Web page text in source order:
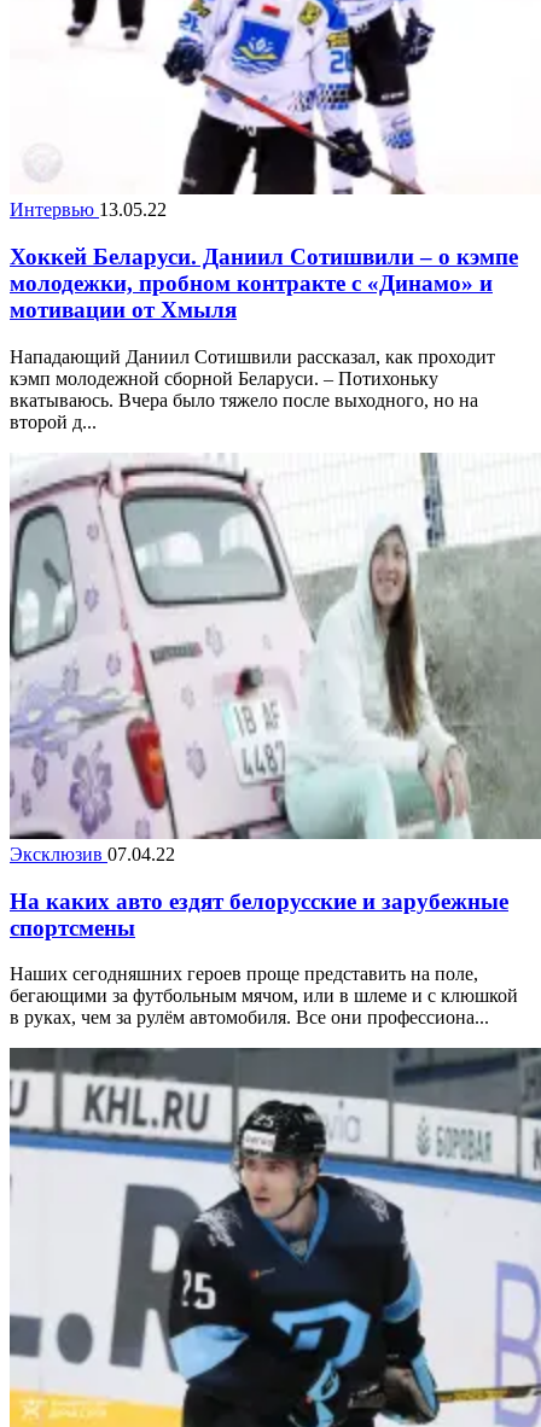
Интервью 13.05.22
Хоккей Беларуси. Даниил Сотишвили – о кэмпе
молодежки, пробном контракте с «Динамо» и
мотивации от Хмыля
Нападающий Даниил Сотишвили рассказал, как проходит
кэмп молодежной сборной Беларуси. – Потихоньку
вкатываюсь. Вчера было тяжело после выходного, но на
второй д...
Эксклюзив 07.04.22
На каких авто ездят белорусские и зарубежные
спортсмены
Наших сегодняшних героев проще представить на поле,
бегающими за футбольным мячом, или в шлеме и с клюшкой
в руках, чем за рулём автомобиля. Все они профессиона...